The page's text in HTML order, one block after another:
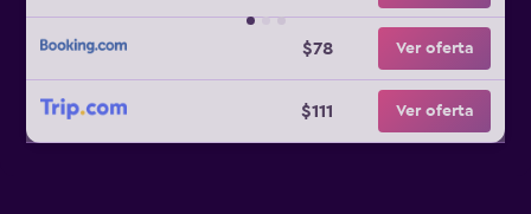
$78 Ver oferta
$111 Ver oferta